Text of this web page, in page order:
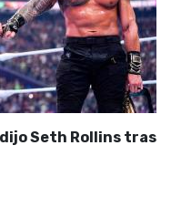
Seth Rollins tras